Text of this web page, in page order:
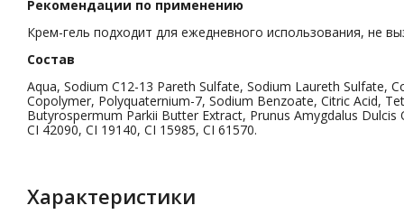
Рекомендации по применению
Крем-гель подходит для ежедневного использования, не
Состав
Aqua, Sodium C12-13 Pareth Sulfate, Sodium Laureth Sulfate,
Copolymer, Polyquaternium-7, Sodium Benzoate, Citric Acid,
Butyrospermum Parkii Butter Extract, Prunus Amygdalus
CI 42090, CI 19140, CI 15985, CI 61570.
Характеристики